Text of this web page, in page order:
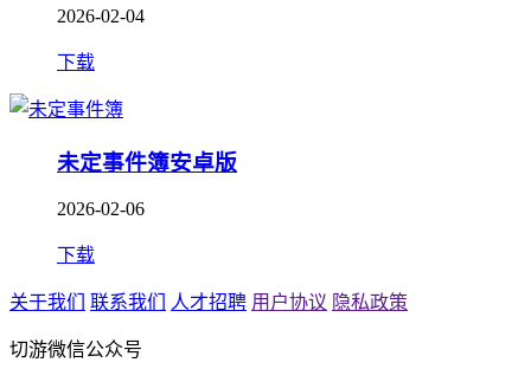
2026-02-04
下载
未定事件簿安卓版
2026-02-06
下载
关于我们 联系我们 人才招聘 用户协议 隐私政策
切游微信公众号